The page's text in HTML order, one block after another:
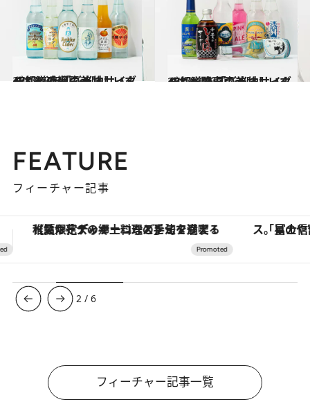
2017.7.13
47都道府県の美味しいすぐれもの 「ご当地サイダー」～近畿篇～
グルメ 2017.7.2
47都道府県の美味しいすぐれもの 「ご当地サイダー」～関東篇～
グルメ
FEATURE
フィーチャー記事
「星のや富士」でデジタルデトックス。冨士信仰の歴史を辿り、心身を調える。
3 /6
フィーチャー記事一覧